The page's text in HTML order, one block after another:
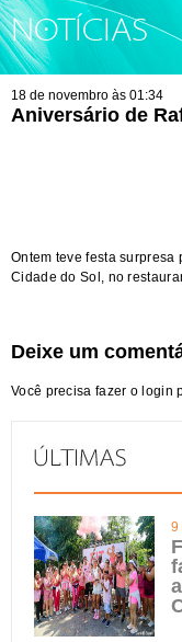
NOTÍCIAS
18 de novembro às 01:34
Aniversário de
Ontem teve festa surpresa
Cidade do Sol, no
Deixe um
Você precisa fazer o login
9